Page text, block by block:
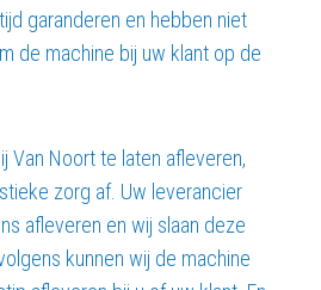
garanderen en hebben niet
de machine bij uw klant op de
Van Noort te laten afleveren,
zorg af. Uw leverancier
afleveren en wij slaan deze
kunnen wij de machine